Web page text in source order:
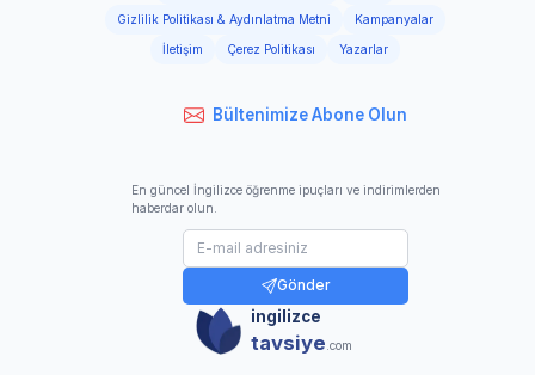
Gizlilik Politikası & Aydınlatma Metni Kampanyalar
İletişim Çerez Politikası Yazarlar
Bültenimize Abone Olun
En güncel İngilizce öğrenme ipuçları ve indirimlerden
haberdar olun.
Gönder
ingilizce
tavsiye .com